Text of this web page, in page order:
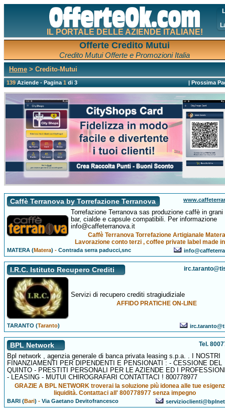
IL PORTALE DELLE AZIENDE ITALIANE!
Offerte Credito Mutui
Credito Mutui Offerte e Promozioni Italia
Home > Credito-Mutui
139Aziende - Pagina1di 3 |Prossima
Caffè Terranova by Torrefazione Terranova
Torrefazione Terranova sas produzione caffè in grani
bar, cialde e capsule compatibili. Per informazione
info@caffeterranova.it
Caffè Terranova Torrefazione Artigianale
Lavorazione conto terzi , coffee private label made
MATERA (Matera) -Contrada serra paducci,snc
I.R.C. Istituto Recupero Crediti
Servizi di recupero crediti stragiudiziale
AFFIDO PRATICHE ON-LINE
TARANTO (Taranto)
BPL Network Tel.
Bpl network , agenzia generale di banca privata leasing s.p.a. . I NOSTRI
FINANZIAMENTI PER DIPENDENTI E PENSIONATI : - CESSIONE DEL
QUINTO - PRESTITI PERSONALI PER LE AZIENDE ED I
- LEASING - MUTUI CHIROGRAFARI CONTATTACI ! 800778977
GRAZIE A BPL NETWORK troverai la soluzione più idonea alle tue
liquidità. Contattaci all' 800778977 senza impegno
BARI (Bari) -Via Gaetano Devitofrancesco